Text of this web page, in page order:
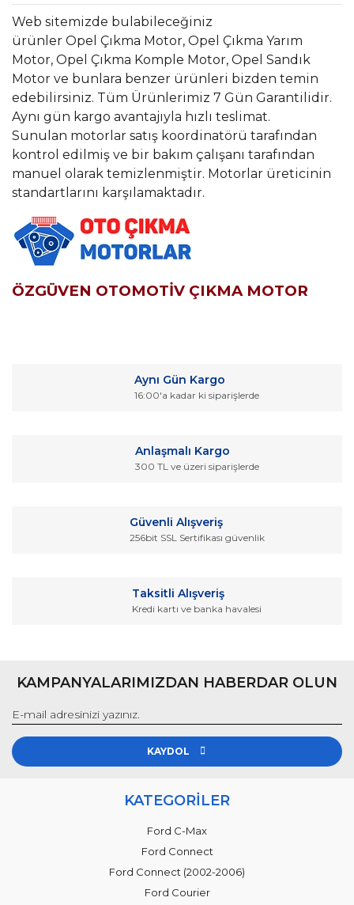
Web sitemizde bulabileceğiniz
ürünler Opel Çıkma Motor, Opel Çıkma Yarım
Motor, Opel Çıkma Komple Motor, Opel Sandık
Motor ve bunlara benzer ürünleri bizden temin
edebilirsiniz. Tüm Ürünlerimiz 7 Gün Garantilidir.
Aynı gün kargo avantajıyla hızlı teslimat.
Sunulan motorlar satış koordinatörü tarafından
kontrol edilmiş ve bir bakım çalışanı tarafından
manuel olarak temizlenmiştir. Motorlar üreticinin
standartlarını karşılamaktadır.
ÖZGÜVEN OTOMOTİV ÇIKMA MOTOR
Görüş ve önerileriniz için teşekkür ederiz.
Ürün bilgilerinde hatalar bulunuyor.
Gönder
Aynı Gün Kargo
16:00'a kadar ki siparişlerde
Anlaşmalı Kargo
300 TL ve üzeri siparişlerde
Güvenli Alışveriş
256bit SSL Sertifikası güvenlik
Taksitli Alışveriş
Kredi kartı ve banka havalesi
KAMPANYALARIMIZDAN HABERDAR OLUN
KAYDOL
KATEGORİLER
Ford C-Max
Ford Connect
Ford Connect (2002-2006)
Ford Courier